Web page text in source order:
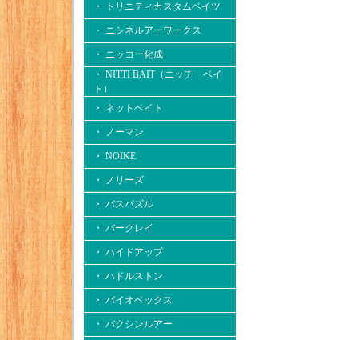
・ トリニティカスタムベイツ
・ ニシネルアーワークス
・ ニッコー化成
・ NITTI BAIT（ニッチ ベイ
ト）
・ ネットベイト
・ ノーマン
・ NOIKE
・ ノリーズ
・ バスパズル
・ バークレイ
・ ハイドアップ
・ ハドルストン
・ バイオベックス
・ バクシンルアー